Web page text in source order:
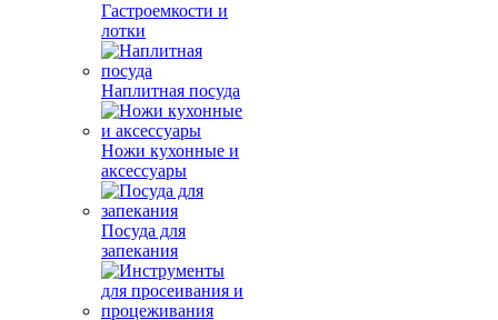
Гастроемкости и
лотки
Наплитная посуда
Ножи кухонные и
аксессуары
Посуда для
запекания